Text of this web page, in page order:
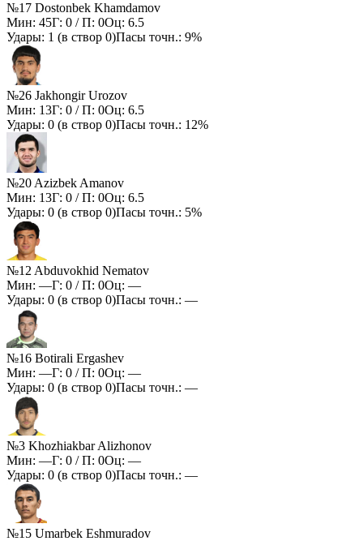
№17 Dostonbek Khamdamov
Мин: 45Г: 0 / П: 0Оц: 6.5
Удары: 1 (в створ 0)Пасы точн.: 9%
№26 Jakhongir Urozov
Мин: 13Г: 0 / П: 0Оц: 6.5
Удары: 0 (в створ 0)Пасы точн.: 12%
№20 Azizbek Amanov
Мин: 13Г: 0 / П: 0Оц: 6.5
Удары: 0 (в створ 0)Пасы точн.: 5%
№12 Abduvokhid Nematov
Мин: —Г: 0 / П: 0Оц: —
Удары: 0 (в створ 0)Пасы точн.: —
№16 Botirali Ergashev
Мин: —Г: 0 / П: 0Оц: —
Удары: 0 (в створ 0)Пасы точн.: —
№3 Khozhiakbar Alizhonov
Мин: —Г: 0 / П: 0Оц: —
Удары: 0 (в створ 0)Пасы точн.: —
№15 Umarbek Eshmuradov